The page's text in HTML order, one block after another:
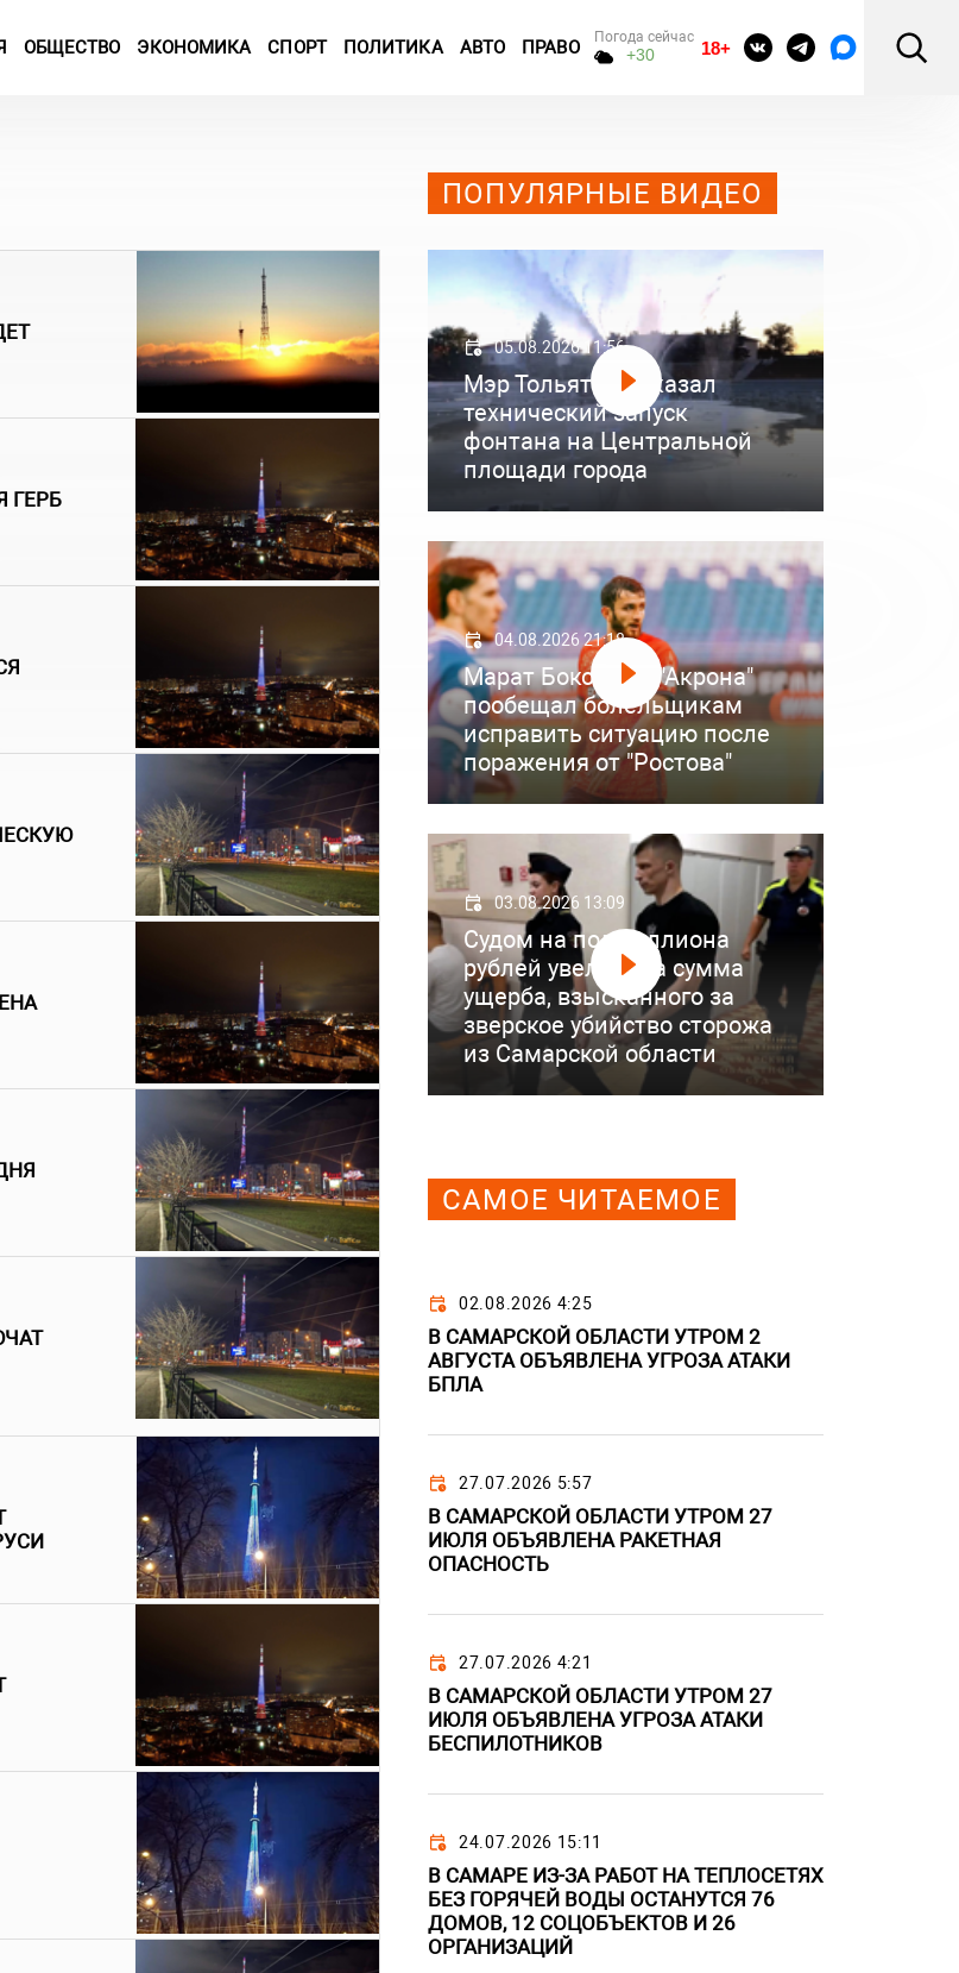
ОБЩЕСТВО ЭКОНОМИКА СПОРТ ПОЛИТИКА АВТО ПРАВО Погода сейчас
+30 18+
ГЕРБ
ПОПУЛЯРНЫЕ ВИДЕО
05.08.2026 11:56
Мэр Тольятти показал
технический запуск
фонтана на Центральной
площади города
04.08.2026 21:18
Марат Бокоев из "Акрона"
пообещал болельщикам
исправить ситуацию после
поражения от "Ростова"
03.08.2026 13:09
Судом на полмиллиона
рублей увеличена сумма
ущерба, взысканного за
зверское убийство сторожа
из Самарской области
САМОЕ ЧИТАЕМОЕ
02.08.2026 4:25
В САМАРСКОЙ ОБЛАСТИ УТРОМ 2
АВГУСТА ОБЪЯВЛЕНА УГРОЗА АТАКИ
БПЛА
27.07.2026 5:57
В САМАРСКОЙ ОБЛАСТИ УТРОМ 27
ИЮЛЯ ОБЪЯВЛЕНА РАКЕТНАЯ
ОПАСНОСТЬ
27.07.2026 4:21
В САМАРСКОЙ ОБЛАСТИ УТРОМ 27
ИЮЛЯ ОБЪЯВЛЕНА УГРОЗА АТАКИ
БЕСПИЛОТНИКОВ
24.07.2026 15:11
В САМАРЕ ИЗ-ЗА РАБОТ НА ТЕПЛОСЕТЯХ
БЕЗ ГОРЯЧЕЙ ВОДЫ ОСТАНУТСЯ 76
ДОМОВ, 12 СОЦОБЪЕКТОВ И 26
ОРГАНИЗАЦИЙ